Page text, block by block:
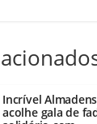
Incrível
acolhe gala de